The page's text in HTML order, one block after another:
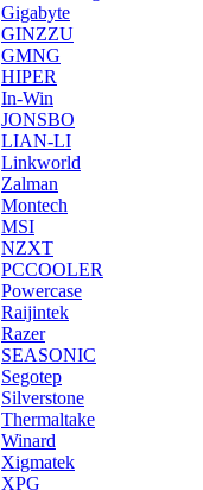
Gigabyte
GINZZU
GMNG
HIPER
In-Win
JONSBO
LIAN-LI
Linkworld
Zalman
Montech
MSI
NZXT
PCCOOLER
Powercase
Raijintek
Razer
SEASONIC
Segotep
Silverstone
Thermaltake
Winard
Xigmatek
XPG